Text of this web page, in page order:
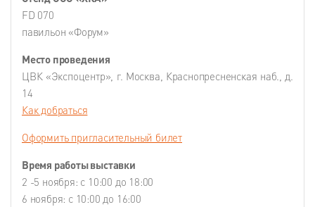
FD 070
павильон «Форум»
Место проведения
ЦВК «Экспоцентр», г. Москва, Краснопресненская наб., д.
14
Как добраться
Оформить пригласительный билет
Время работы выставки
2 -5 ноября: с 10:00 до 18:00
6 ноября: с 10:00 до 16:00